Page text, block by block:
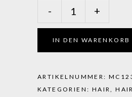
BC
Pouch
quantity
- +
IN DEN WARENKORB
ARTIKELNUMMER:
KATEGORIEN: HAIR,